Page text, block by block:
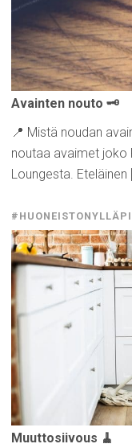
Avainten nouto 🗝️
📍 Mistä noudan
noutaa avaimet joko
Loungesta. Eteläinen
Muuttosiivous 🧹